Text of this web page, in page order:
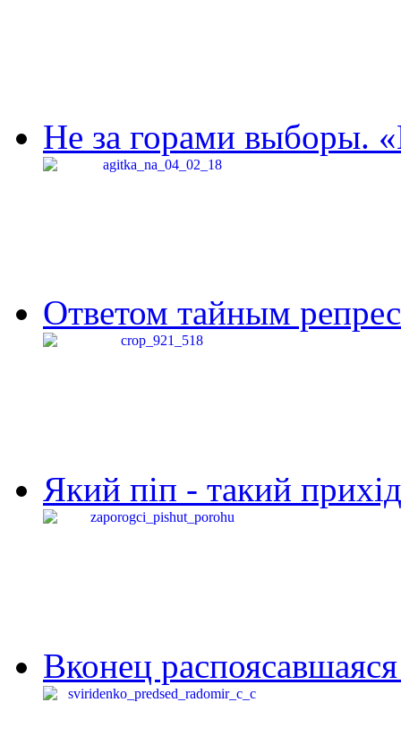
Не за горами выборы.
Ответом тайным
Який піп - такий
Вконец